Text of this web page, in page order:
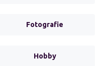
Fotografie
Hobby